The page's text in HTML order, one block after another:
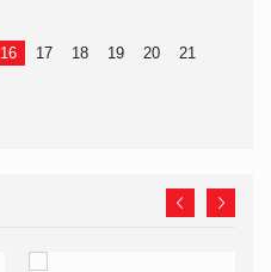
16 17 18 19 20
21